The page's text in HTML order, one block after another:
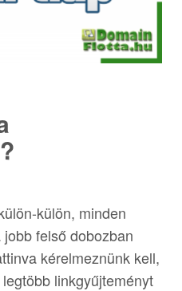
külön, minden
felső dobozban
kérelmeznünk kell,
linkgyűjteményt